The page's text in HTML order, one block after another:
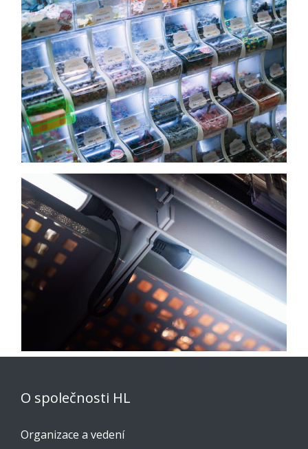
O společnosti HL
Organizace a vedení